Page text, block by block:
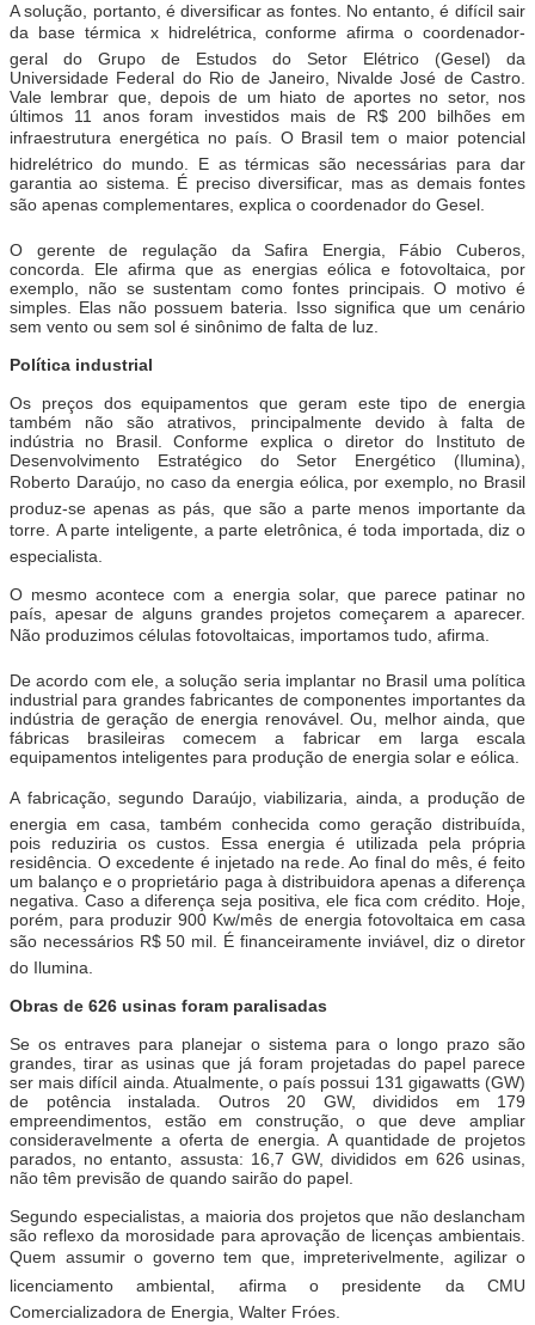
A solução, portanto, é diversificar as fontes. No entanto, é difícil sair
da base térmica x hidrelétrica, conforme afirma o coordenador-
geral do Grupo de Estudos do Setor Elétrico (Gesel) da
Universidade Federal do Rio de Janeiro, Nivalde José de Castro.
Vale lembrar que, depois de um hiato de aportes no setor, nos
últimos 11 anos foram investidos mais de R$ 200 bilhões em
infraestrutura energética no país. O Brasil tem o maior potencial
hidrelétrico do mundo. E as térmicas são necessárias para dar
garantia ao sistema. É preciso diversificar, mas as demais fontes
são apenas complementares, explica o coordenador do Gesel.
O gerente de regulação da Safira Energia, Fábio Cuberos,
concorda. Ele afirma que as energias eólica e fotovoltaica, por
exemplo, não se sustentam como fontes principais. O motivo é
simples. Elas não possuem bateria. Isso significa que um cenário
sem vento ou sem sol é sinônimo de falta de luz.
Política industrial
Os preços dos equipamentos que geram este tipo de energia
também não são atrativos, principalmente devido à falta de
indústria no Brasil. Conforme explica o diretor do Instituto de
Desenvolvimento Estratégico do Setor Energético (Ilumina),
Roberto Daraújo, no caso da energia eólica, por exemplo, no Brasil
produz-se apenas as pás, que são a parte menos importante da
torre. A parte inteligente, a parte eletrônica, é toda importada, diz o
especialista.
O mesmo acontece com a energia solar, que parece patinar no
país, apesar de alguns grandes projetos começarem a aparecer.
Não produzimos células fotovoltaicas, importamos tudo, afirma.
De acordo com ele, a solução seria implantar no Brasil uma política
industrial para grandes fabricantes de componentes importantes da
indústria de geração de energia renovável. Ou, melhor ainda, que
fábricas brasileiras comecem a fabricar em larga escala
equipamentos inteligentes para produção de energia solar e eólica.
A fabricação, segundo Daraújo, viabilizaria, ainda, a produção de
energia em casa, também conhecida como geração distribuída,
pois reduziria os custos. Essa energia é utilizada pela própria
residência. O excedente é injetado na rede. Ao final do mês, é feito
um balanço e o proprietário paga à distribuidora apenas a diferença
negativa. Caso a diferença seja positiva, ele fica com crédito. Hoje,
porém, para produzir 900 Kw/mês de energia fotovoltaica em casa
são necessários R$ 50 mil. É financeiramente inviável, diz o diretor
do Ilumina.
Obras de 626 usinas foram paralisadas
Se os entraves para planejar o sistema para o longo prazo são
grandes, tirar as usinas que já foram projetadas do papel parece
ser mais difícil ainda. Atualmente, o país possui 131 gigawatts (GW)
de potência instalada. Outros 20 GW, divididos em 179
empreendimentos, estão em construção, o que deve ampliar
consideravelmente a oferta de energia. A quantidade de projetos
parados, no entanto, assusta: 16,7 GW, divididos em 626 usinas,
não têm previsão de quando sairão do papel.
Segundo especialistas, a maioria dos projetos que não deslancham
são reflexo da morosidade para aprovação de licenças ambientais.
Quem assumir o governo tem que, impreterivelmente, agilizar o
licenciamento ambiental, afirma o presidente da CMU
Comercializadora de Energia, Walter Fróes.